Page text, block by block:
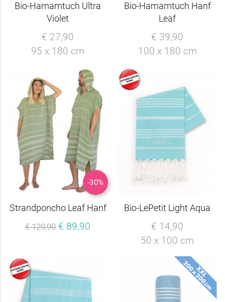
Bio-Hamamtuch Ultra
Violet
€ 27,90
95 x 180 cm
Bio-Hamamtuch Hanf
Leaf
€ 39,90
100 x 180 cm
-30%
Strandponcho Leaf Hanf
€ 129,90 € 89,90
Bio-LePetit Light Aqua
€ 14,90
50 x 100 cm